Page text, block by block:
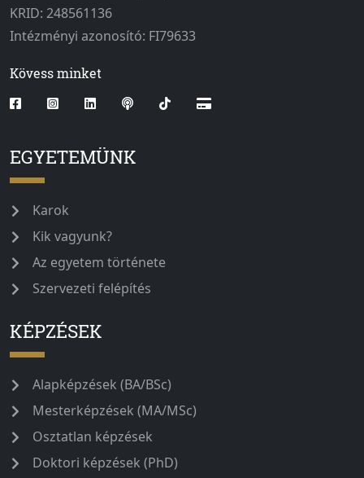
KRID: 248561136
Intézményi azonosító: FI79633
Kövess minket
EGYETEMÜNK
Karok
Kik vagyunk?
Az egyetem története
Szervezeti felépítés
KÉPZÉSEK
Alapképzések (BA/BSc)
Mesterképzések (MA/MSc)
Osztatlan képzések
Doktori képzések (PhD)